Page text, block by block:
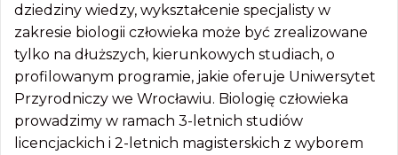
dziedziny wiedzy, wykształcenie specjalisty w
zakresie biologii człowieka może być zrealizowane
tylko na dłuższych, kierunkowych studiach, o
profilowanym programie, jakie oferuje Uniwersytet
Przyrodniczy we Wrocławiu. Biologię człowieka
prowadzimy w ramach 3-letnich studiów
licencjackich i 2-letnich magisterskich z wyborem